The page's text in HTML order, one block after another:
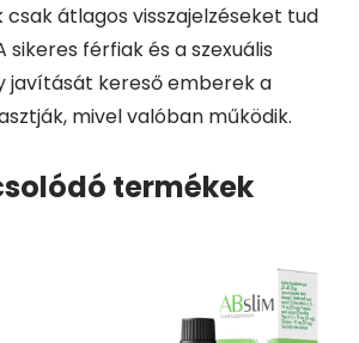
átlagos visszajelzéseket tud
sikeres férfiak és a szexuális
javítását kereső emberek a
mivel valóban működik.
termékek